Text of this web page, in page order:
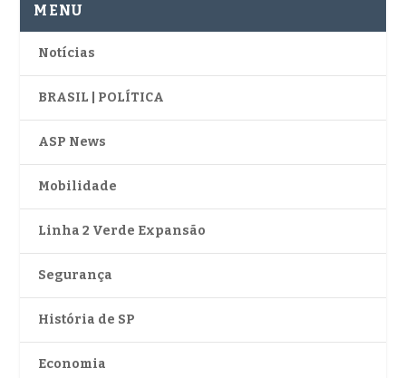
MENU
Notícias
BRASIL | POLÍTICA
ASP News
Mobilidade
Linha 2 Verde Expansão
Segurança
História de SP
Economia